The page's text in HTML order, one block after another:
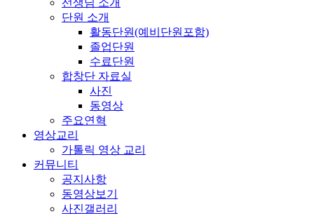
단원 소개
활동단원(예비단원포함)
졸업단원
수료단원
합창단 자료실
사진
동영상
주요연혁
영상교리
가톨릭 영상 교리
커뮤니티
공지사항
동영상보기
사진갤러리